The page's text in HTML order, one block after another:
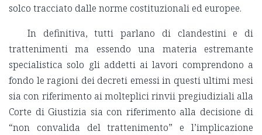
solco tracciato dalle norme costituzionali ed europee.
In definitiva, tutti parlano di clandestini e di
trattenimenti ma essendo una materia estremante
specialistica solo gli addetti ai lavori comprendono a
fondo le ragioni dei decreti emessi in questi ultimi mesi
sia con riferimento ai molteplici rinvii pregiudiziali alla
Corte di Giustizia sia con riferimento alla decisione di
“non convalida del trattenimento” e l’implicazione